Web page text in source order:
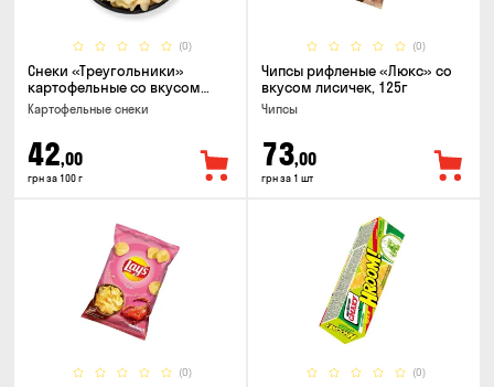
(0)
Снеки «Треугольники»
картофельные со вкусом
сметаны с луком
Картофельные снеки
42,00
грн за 100 г
(0)
Чипсы рифленые «Люкс» со
вкусом лисичек, 125г
Чипсы
73,00
грн за 1 шт
(0) (0)